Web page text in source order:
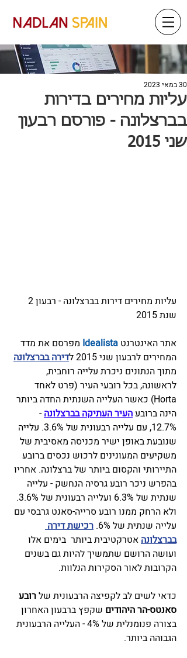
עליות מחירים בדירות
בברצלונה - פורסם רבעון
שני 2015
30 במאי 2023
שנת 2015
אתר האינטרנט Idealista מפרסם את מדד
המחירים לרבעון שני 2015 ל
דירה בברצלונה
מתוך הנתונים ניכרת עלייה רוחבית,
לראשונה, בכל רובעי העיר (פרט לאחד
Horta) כאשר העלייה השנתית החדה ביותר
הינה ברובע העיר העתיקה בברצלונה -
12.7%, עם עלייה רבעונית של 3.6%. עלייה
שנובעת באופן ישיר מכניסה מאסיבית של
משקיעים המעונינים לרכוש נכסים ברובע
התיירותי והקסום ביותר של ברצלונה. אחריו
בהפרש ניכר רובע גרסיה הנחשק - עלייה
שנתית של 6.3% ועלייה רבעונית של 3.6%.
ולא הרחק ממנו רובע סרייה-סאנט גרבסי עם
עלייה שנתית של 6%.
רכישת דירה
בברצלונה אטרקטיבית ביותר  בימים אלו
ועושה הרושם שתמשיך להיות גם בשנים
הקרובות לאור הסקירות הנלוות.
כדאי לשים לב לקפיצה הרבעונית של רובע
סאנטס-הר היהודים שקפץ ברבעון האחרון
בצורה פנומנלית של 4% - העלייה הרבעונית
הגבוהה ביותר.